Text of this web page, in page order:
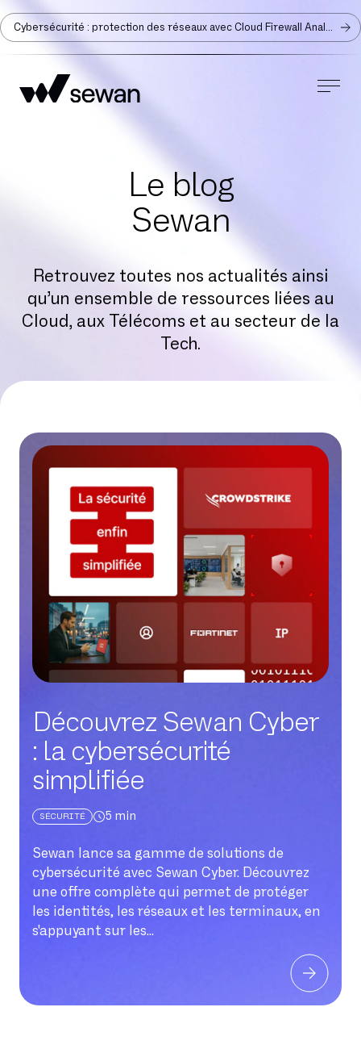
Cybersécurité : protection des réseaux avec Cloud Firewall Analyzer
Le blog
Sewan
Retrouvez toutes nos actualités ainsi
qu’un ensemble de ressources liées au
Cloud, aux Télécoms et au secteur de la
Tech.
Découvrez Sewan Cyber
: la cybersécurité
simplifiée
SÉCURITÉ 5 min
Sewan lance sa gamme de solutions de
cybersécurité avec Sewan Cyber. Découvrez
une offre complète qui permet de protéger
les identités, les réseaux et les terminaux, en
s'appuyant sur les...